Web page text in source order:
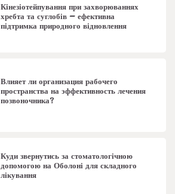
Кінезіотейпування при захворюваннях
хребта та суглобів – ефективна
підтримка природного відновлення
Влияет ли организация рабочего
пространства на эффективность лечения
позвоночника?
Куди звернутись за стоматологічною
допомогою на Оболоні для складного
лікування